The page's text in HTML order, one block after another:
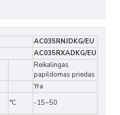
AC035RNJDKG/EU
AC035RXADKG/EU
Reikalingas
papildomas priedas
Yra
°C
-15~50